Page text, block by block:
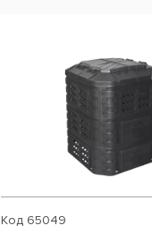
Код 65049